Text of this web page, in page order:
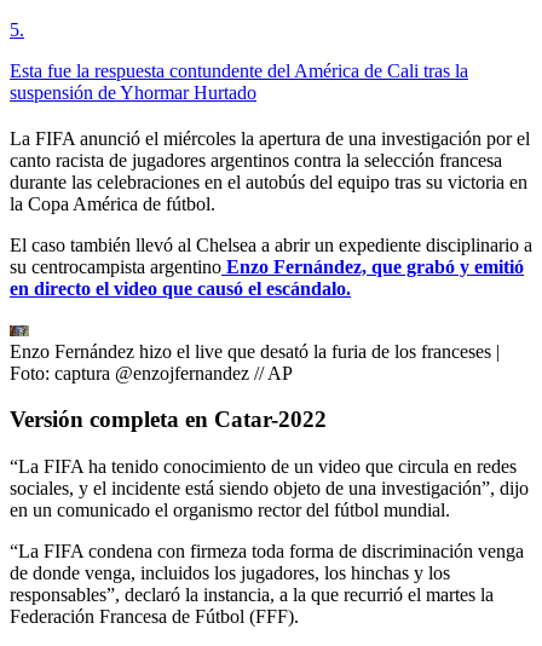
5.
Esta fue la respuesta contundente del América de Cali tras la
suspensión de Yhormar Hurtado
La FIFA anunció el miércoles la apertura de una investigación por el
canto racista de jugadores argentinos contra la selección francesa
durante las celebraciones en el autobús del equipo tras su victoria en
la Copa América de fútbol.
El caso también llevó al Chelsea a abrir un expediente disciplinario a
su centrocampista argentino Enzo Fernández, que grabó y emitió
en directo el video que causó el escándalo.
Enzo Fernández hizo el live que desató la furia de los franceses |
Foto: captura @enzojfernandez // AP
Versión completa en Catar-2022
“La FIFA ha tenido conocimiento de un video que circula en redes
sociales, y el incidente está siendo objeto de una investigación”, dijo
en un comunicado el organismo rector del fútbol mundial.
“La FIFA condena con firmeza toda forma de discriminación venga
de donde venga, incluidos los jugadores, los hinchas y los
responsables”, declaró la instancia, a la que recurrió el martes la
Federación Francesa de Fútbol (FFF).